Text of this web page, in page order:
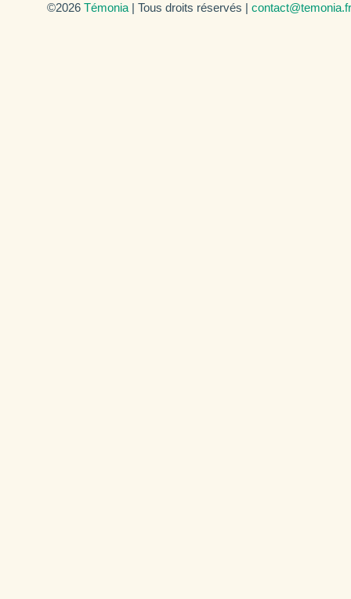
©2026 Témonia | Tous droits réservés | contact@temonia.fr